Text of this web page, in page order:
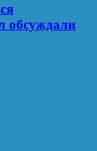
обсуждали